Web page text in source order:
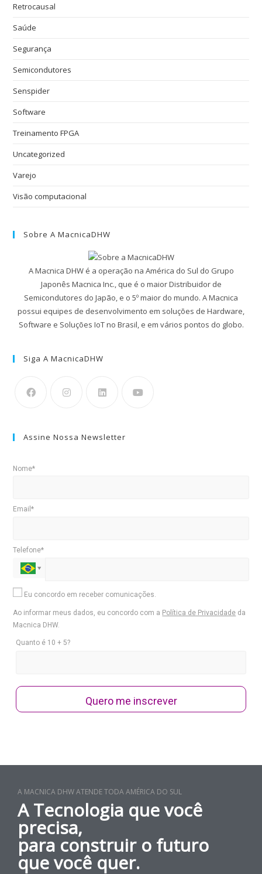
Retrocausal
Saúde
Segurança
Semicondutores
Senspider
Software
Treinamento FPGA
Uncategorized
Varejo
Visão computacional
Sobre A MacnicaDHW
A Macnica DHW é a operação na América do Sul do Grupo
Japonês Macnica Inc., que é o maior Distribuidor de
Semicondutores do Japão, e o 5º maior do mundo. A Macnica
possui equipes de desenvolvimento em soluções de Hardware,
Software e Soluções IoT no Brasil, e em vários pontos do globo.
Siga A MacnicaDHW
Assine Nossa Newsletter
Nome*
Email*
Telefone*
Eu concordo em receber comunicações.
Ao informar meus dados, eu concordo com a Política de Privacidade da
Macnica DHW.
Quanto é 10 + 5?
Quero me inscrever
A MACNICA DHW ATENDE TODA AMÉRICA DO SUL
A Tecnologia que você
precisa,
para construir o futuro
que você quer.